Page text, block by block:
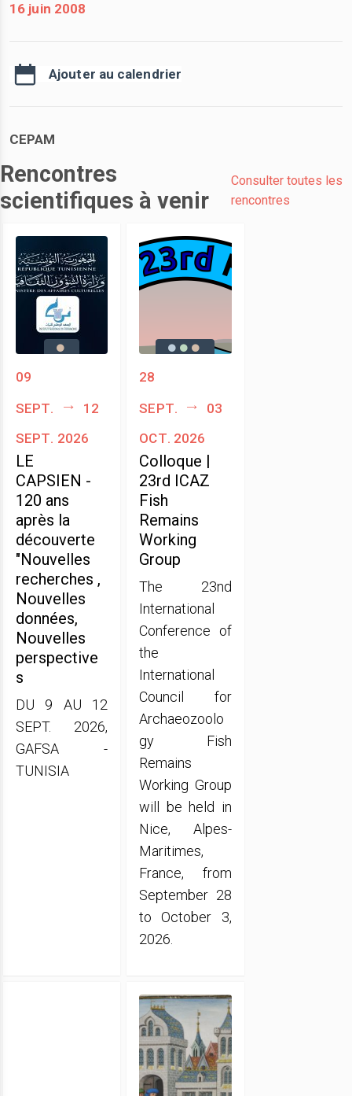
16 juin 2008
Ajouter au calendrier
CEPAM
Rencontres
scientifiques à venir
Consulter toutes les
rencontres
09
sept.
12
sept. 2026
LE
CAPSIEN -
120 ans
après la
découverte
"Nouvelles
recherches ,
Nouvelles
données,
Nouvelles
perspective
s
DU 9 AU 12
SEPT. 2026,
GAFSA -
TUNISIA
28
sept.
03
oct. 2026
Colloque |
23rd ICAZ
Fish
Remains
Working
Group
The 23nd
International
Conference of
the
International
Council for
Archaeozoolo
gy Fish
Remains
Working Group
will be held in
Nice, Alpes-
Maritimes,
France, from
September 28
to October 3,
2026.